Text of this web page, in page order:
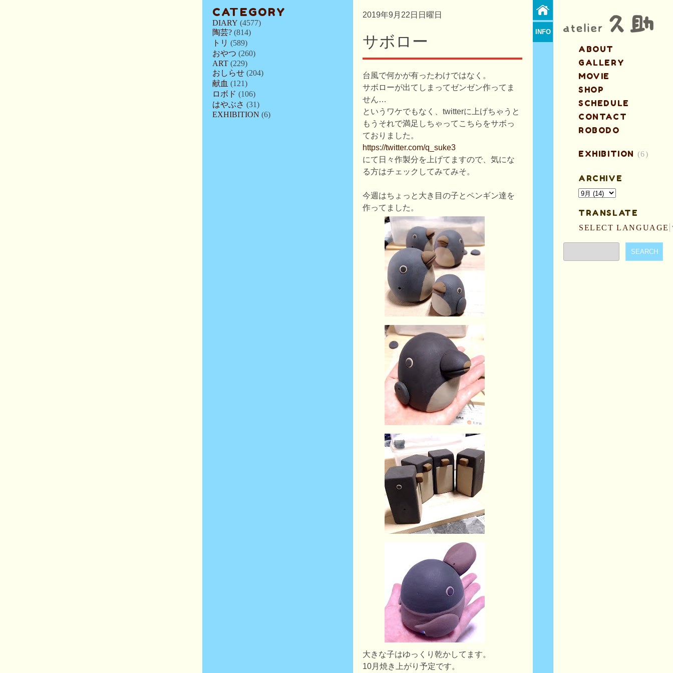
CATEGORY
DIARY (4577)
陶芸? (814)
トリ (589)
おやつ (260)
ART (229)
おしらせ (204)
献血 (121)
ロボド (106)
はやぶさ (31)
EXHIBITION (6)
2019年9月22日日曜日
サボロー
台風で何かが有ったわけではなく。
サボローが出てしまってゼンゼン作ってま
せん…
というワケでもなく、twitterに上げちゃうと
もうそれで満足しちゃってこちらをサボっ
ておりました。
https://twitter.com/q_suke3
にて日々作製分を上げてますので、気にな
る方はチェックしてみてみそ。
今週はちょっと大き目の子とペンギン達を
作ってました。
大きな子はゆっくり乾かしてます。
10月焼き上がり予定です。
INFO
ABOUT
GALLERY
MOVIE
SHOP
SCHEDULE
CONTACT
ROBODO
EXHIBITION (6)
ARCHIVE
TRANSLATE
SELECT LANGUAGE